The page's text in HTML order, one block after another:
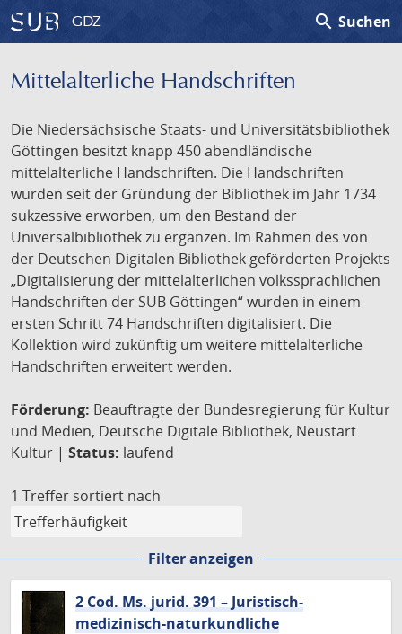
GDZ search Suchen
Mittelalterliche Handschriften
Die Niedersächsische Staats- und Universitätsbibliothek
Göttingen besitzt knapp 450 abendländische
mittelalterliche Handschriften. Die Handschriften
wurden seit der Gründung der Bibliothek im Jahr 1734
sukzessive erworben, um den Bestand der
Universalbibliothek zu ergänzen. Im Rahmen des von
der Deutschen Digitalen Bibliothek geförderten Projekts
„Digitalisierung der mittelalterlichen volkssprachlichen
Handschriften der SUB Göttingen“ wurden in einem
ersten Schritt 74 Handschriften digitalisiert. Die
Kollektion wird zukünftig um weitere mittelalterliche
Handschriften erweitert werden.
Förderung: Beauftragte der Bundesregierung für Kultur
und Medien, Deutsche Digitale Bibliothek, Neustart
Kultur | Status: laufend
1 Treffer sortiert nach
Filter anzeigen
2 Cod. Ms. jurid. 391 – Juristisch-
medizinisch-naturkundliche